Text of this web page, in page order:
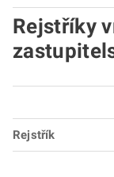
Rejstříky
Rejstřík